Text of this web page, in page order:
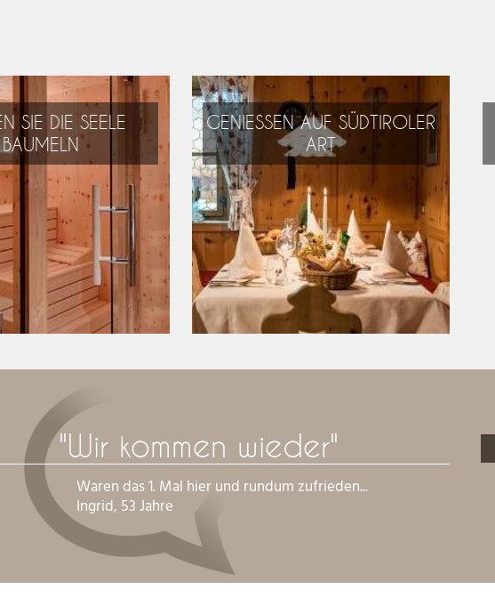
SIE DIE SEELE
BAUMELN
und
tanken bei ihren
bei uns!
GENIESSEN AUF SÜDTIROLER
ART
Alpin, mediterran,
international:
von allem das Beste!
"Wir kommen wieder"
Waren das 1. Mal hier und rundum zufrieden...
Ingrid, 53 Jahre